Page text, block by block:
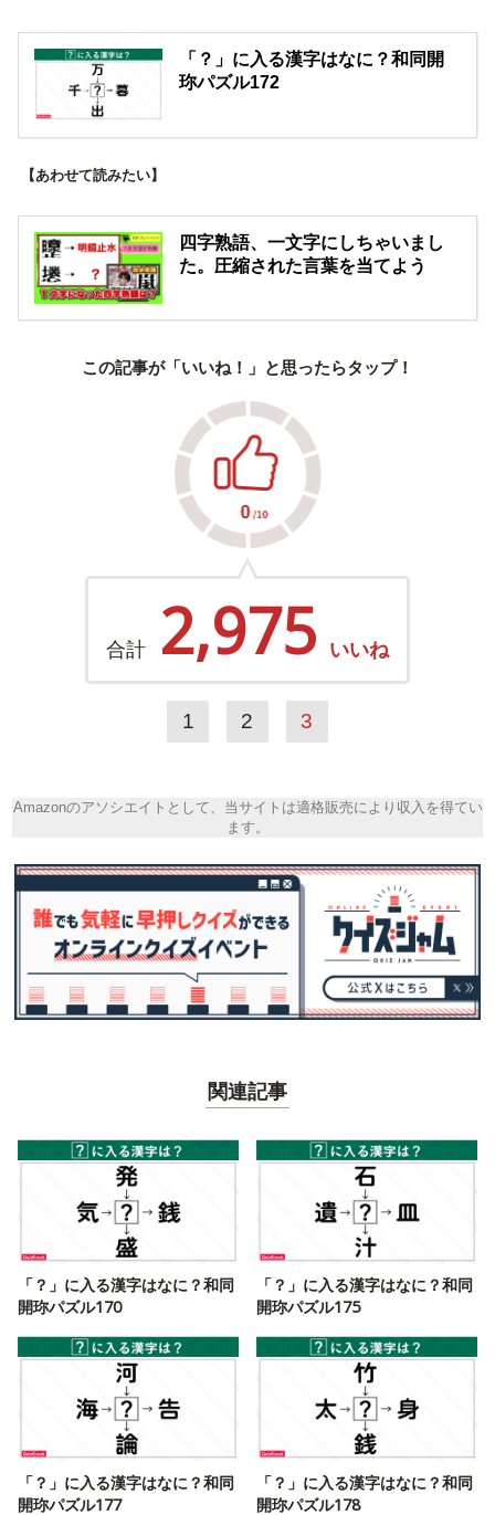
「？」に入る漢字はなに？和同開
珎パズル172
【あわせて読みたい】
四字熟語、一文字にしちゃいまし
た。圧縮された言葉を当てよう
この記事が「いいね！」と思ったらタップ！
合計 2,975 いいね
1 2 3
Amazonのアソシエイトとして、当サイトは適格販売により収入を得てい
ます。
関連記事
「？」に入る漢字はなに？和同
開珎パズル170
「？」に入る漢字はなに？和同
開珎パズル175
「？」に入る漢字はなに？和同
開珎パズル177
「？」に入る漢字はなに？和同
開珎パズル178